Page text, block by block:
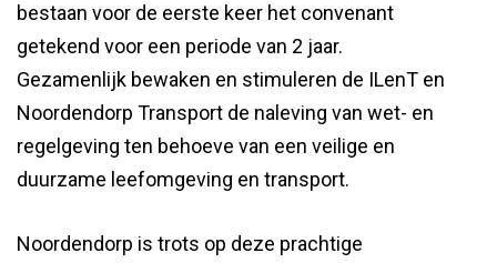
bestaan voor de eerste keer het convenant
getekend voor een periode van 2 jaar.
Gezamenlijk bewaken en stimuleren de ILenT en
Noordendorp Transport de naleving van wet- en
regelgeving ten behoeve van een veilige en
duurzame leefomgeving en transport.
Noordendorp is trots op deze prachtige